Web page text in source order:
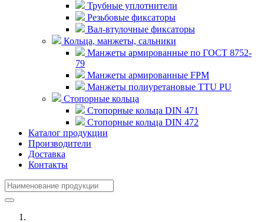
Трубные уплотнители
Резьбовые фиксаторы
Вал-втулочные фиксаторы
Кольца, манжеты, сальники
Манжеты армированные по ГОСТ 8752-
79
Манжеты армированные FPM
Манжеты полиуретановые TTU PU
Стопорные кольца
Стопорные кольца DIN 471
Стопорные кольца DIN 472
Каталог продукции
Производители
Доставка
Контакты